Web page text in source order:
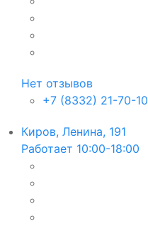
Нет отзывов
+7 (8332) 21-70-10
Киров, Ленина, 191
Работает 10:00-18:00